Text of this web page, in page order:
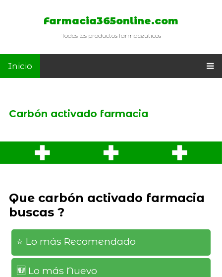
Farmacia365online.com
Todos los productos farmaceuticos
Inicio
Carbón activado farmacia
Que carbón activado farmacia
buscas ?
⭐️ Lo más Recomendado
🆕️ Lo más Nuevo